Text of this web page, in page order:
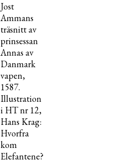
Jost
Ammans
träsnitt av
prinsessan
Annas av
Danmark
vapen,
1587.
Illustration
i HT nr 12,
Hans Krag:
Hvorfra
kom
Elefantene?